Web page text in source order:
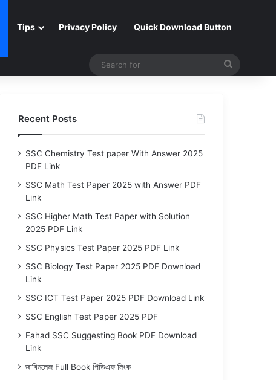
Tips Privacy Policy Quick Download Button
Recent Posts
SSC Chemistry Test paper With Answer 2025
PDF Link
SSC Math Test Paper 2025 with Answer PDF
Link
SSC Higher Math Test Paper with Solution
2025 PDF Link
SSC Physics Test Paper 2025 PDF Link
SSC Biology Test Paper 2025 PDF Download
Link
SSC ICT Test Paper 2025 PDF Download Link
SSC English Test Paper 2025 PDF
Fahad SSC Suggesting Book PDF Download
Link
জাবিনলেজ Full Book পিডিএফ লিংক